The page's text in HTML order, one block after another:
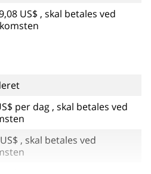
US$ , skal betales ved
per dag , skal betales ved
, skal betales ved